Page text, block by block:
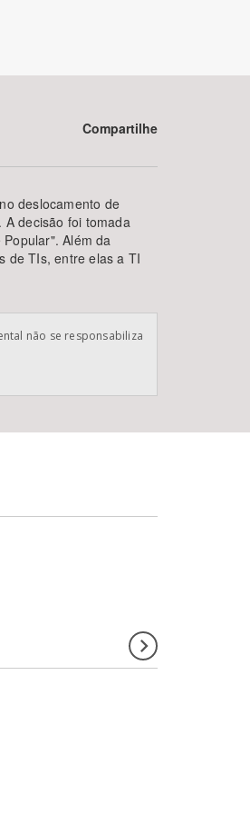
BUSCAR
Compartilhe
deslocamento de
decisão foi tomada
Além da
de TIs, entre elas a TI
não se responsabiliza